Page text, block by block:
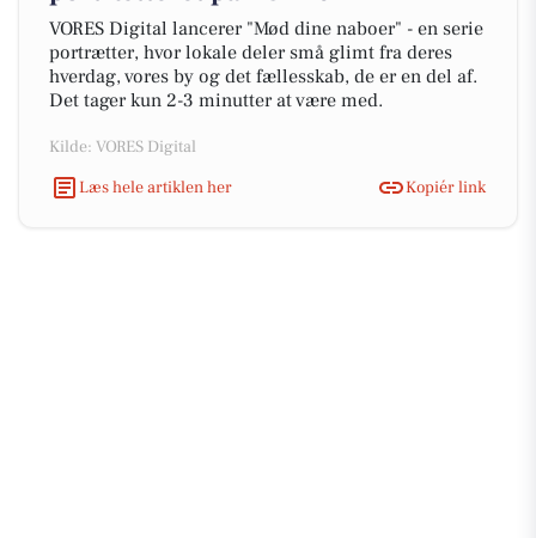
VORES Digital lancerer "Mød dine naboer" - en serie
portrætter, hvor lokale deler små glimt fra deres
hverdag, vores by og det fællesskab, de er en del af.
Det tager kun 2-3 minutter at være med.
Kilde: VORES Digital
Læs hele artiklen her
Kopiér link